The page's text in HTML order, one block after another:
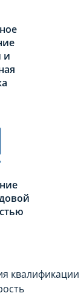
и
квалификации